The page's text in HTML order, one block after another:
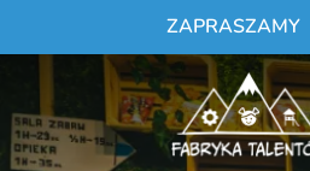
ZAPRASZAMY